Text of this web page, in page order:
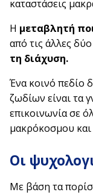
καταστάσεις
Η μεταβλητή
από τις άλλες
τη διάχυση.
Ένα κοινό πεδίο
ζωδίων είναι τα
επικοινωνία σε
μακρόκοσμου
Οι
Με βάση τα